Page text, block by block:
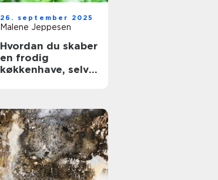
26. september 2025
Malene Jeppesen
Hvordan du skaber
en frodig
køkkenhave, selv